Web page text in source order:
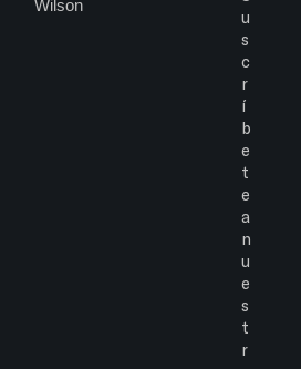
Wilson
u
s
c
r
í
b
e
t
e
a
n
u
e
s
t
r